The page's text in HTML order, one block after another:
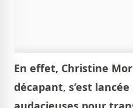
En effet, Christine
décapant, s’est